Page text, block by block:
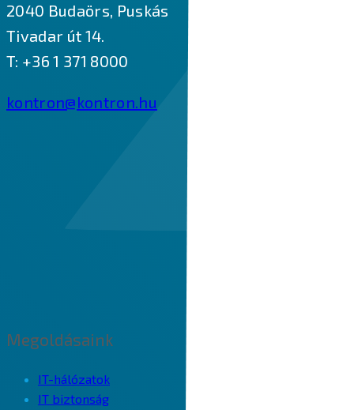
2040 Budaörs, Puskás
Tivadar út 14.
T: +36 1 371 8000
kontron@kontron.hu
Megoldásaink
IT-hálózatok
IT biztonság